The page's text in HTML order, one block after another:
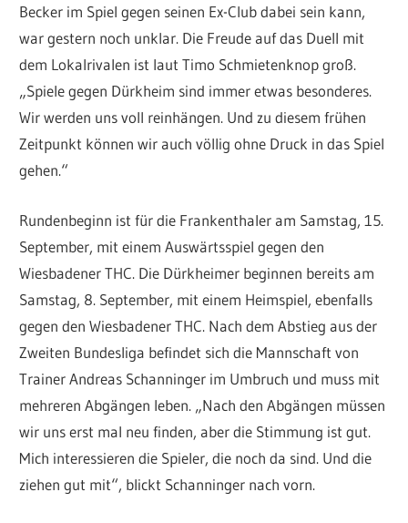
Becker im Spiel gegen seinen Ex-Club dabei sein kann,
war gestern noch unklar. Die Freude auf das Duell mit
dem Lokalrivalen ist laut Timo Schmietenknop groß.
„Spiele gegen Dürkheim sind immer etwas besonderes.
Wir werden uns voll reinhängen. Und zu diesem frühen
Zeitpunkt können wir auch völlig ohne Druck in das Spiel
gehen.“
Rundenbeginn ist für die Frankenthaler am Samstag, 15.
September, mit einem Auswärtsspiel gegen den
Wiesbadener THC. Die Dürkheimer beginnen bereits am
Samstag, 8. September, mit einem Heimspiel, ebenfalls
gegen den Wiesbadener THC. Nach dem Abstieg aus der
Zweiten Bundesliga befindet sich die Mannschaft von
Trainer Andreas Schanninger im Umbruch und muss mit
mehreren Abgängen leben. „Nach den Abgängen müssen
wir uns erst mal neu finden, aber die Stimmung ist gut.
Mich interessieren die Spieler, die noch da sind. Und die
ziehen gut mit“, blickt Schanninger nach vorn.